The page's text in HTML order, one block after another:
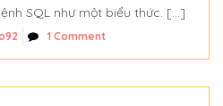
SQL như một biểu thức. […]
1 Comment